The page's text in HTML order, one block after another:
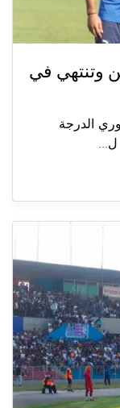
وتنتهي في
الدرجة